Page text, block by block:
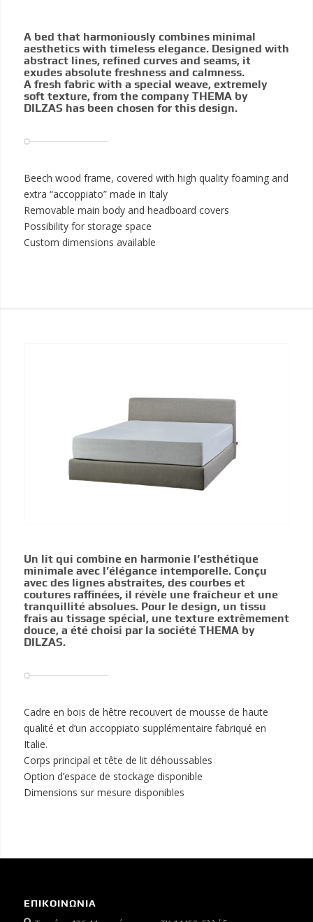
A bed that harmoniously combines minimal
aesthetics with timeless elegance. Designed with
abstract lines, refined curves and seams, it
exudes absolute freshness and calmness.
A fresh fabric with a special weave, extremely
soft texture, from the company THEMA by
DILZAS has been chosen for this design.
Beech wood frame, covered with high quality foaming and
extra “accoppiato” made in Italy
Removable main body and headboard covers
Possibility for storage space
Custom dimensions available
Un lit qui combine en harmonie l’esthétique
minimale avec l’élégance intemporelle. Conçu
avec des lignes abstraites, des courbes et
coutures raffinées, il révèle une fraîcheur et une
tranquillité absolues. Pour le design, un tissu
frais au tissage spécial, une texture extrêmement
douce, a été choisi par la société THEMA by
DILZAS.
Cadre en bois de hêtre recouvert de mousse de haute
qualité et d’un accoppiato supplémentaire fabriqué en
Italie.
Corps principal et tête de lit déhoussables
Option d’espace de stockage disponible
Dimensions sur mesure disponibles
ΕΠΙΚΟΙΝΩΝΙΑ